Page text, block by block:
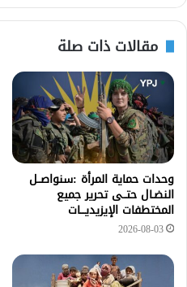
مقالات ذات صلة
وحدات حماية المرأة :سنواصــل
النضـال حتــى تحرير جميع
المختطفات الإيزيديـــات
2026-08-03